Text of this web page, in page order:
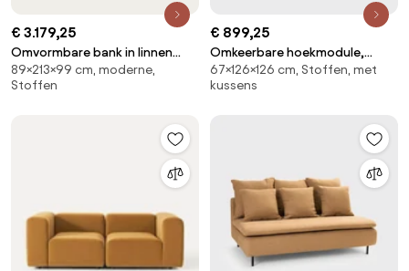
€ 3.179,25
Omvormbare bank in linnen
fluweel, César
89×213×99 cm, moderne,
Stoffen
€ 899,25
Omkeerbare hoekmodule,
gemêleerde chenille, Monica
67×126×126 cm, Stoffen, met
kussens